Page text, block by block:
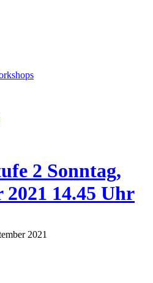
2 Sonntag,
2021 14.45 Uhr
2021